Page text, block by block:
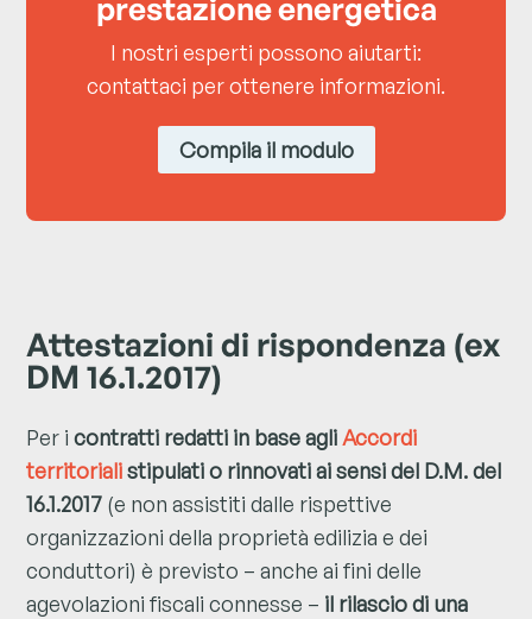
prestazione energetica
I nostri esperti possono aiutarti:
contattaci per ottenere informazioni.
Compila il modulo
Attestazioni di rispondenza (ex
DM 16.1.2017)
Per icontratti redatti in base agli Accordi
territorialistipulati o rinnovati ai sensi del D.M. del
16.1.2017 (e non assistiti dalle rispettive
organizzazioni della proprietà edilizia e dei
conduttori) è previsto – anche ai fini delle
agevolazioni fiscali connesse – il rilascio di una